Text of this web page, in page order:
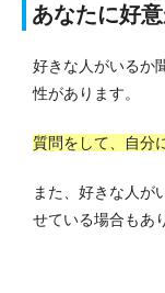
あなたに好
好きな人がいるか
性があります。
質問をして、自分
また、好きな人が
せている場合もあ